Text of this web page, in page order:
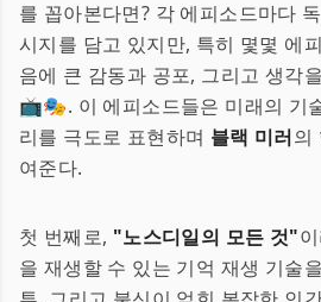
를 꼽아본다면? 각 에피소드마다
시지를 담고 있지만, 특히 몇몇 에
음에 큰 감동과 공포, 그리고 생각
📺🎭. 이 에피소드들은 미래의 기
리를 극도로 표현하며 블랙 미러의
여준다.
첫 번째로, "노스디일의 모든 것"
을 재생할 수 있는 기억 재생 기술